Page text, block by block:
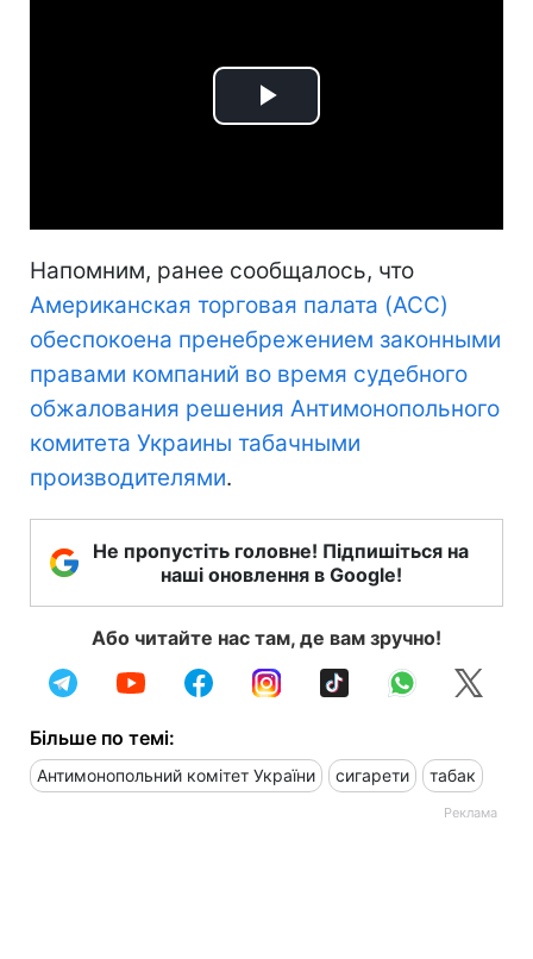
Play
Напомним, ранее сообщалось, что
Американская торговая палата (ACC)
обеспокоена пренебрежением законными
правами компаний во время судебного
обжалования решения Антимонопольного
комитета Украины табачными
производителями.
Не пропустіть головне! Підпишіться на
наші оновлення в Google!
Або читайте нас там, де вам зручно!
Більше по темі:
Антимонопольний комітет України сигарети табак